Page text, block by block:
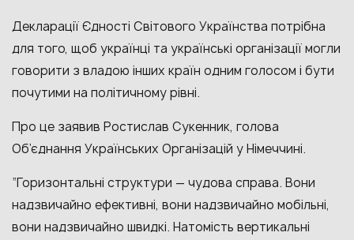
Декларації Єдності Світового Українства потрібна
для того, щоб українці та українські організації могли
говорити з владою інших країн одним голосом і бути
почутими на політичному рівні.
Про це заявив Ростислав Сукенник, голова
Об’єднання Українських Організацій у Німеччині.
“Горизонтальні структури — чудова справа. Вони
надзвичайно ефективні, вони надзвичайно мобільні,
вони надзвичайно швидкі. Натомість вертикальні